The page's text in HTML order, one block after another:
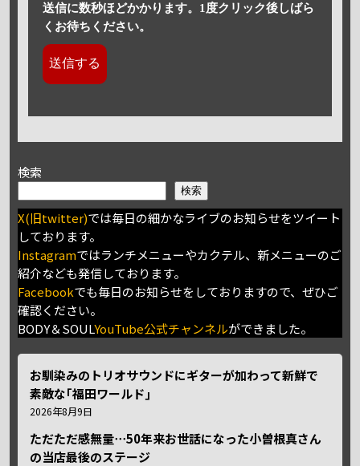
送信に数秒ほどかかります。1度クリック後しばら
くお待ちください。
検索
検索
X(旧twitter)では毎日の細かなライブのお知らせをツイート
しております。
Instagramではランチメニューやカクテル、新メニューのご
紹介なども発信しております。
Facebookでも毎日のお知らせをしておりますので、ぜひご
確認ください。
BODY＆SOULYouTube公式チャンネルができました。
お馴染みのトリオサウンドにギターが加わって新鮮で
素敵な｢福田ワールド｣
2026年8月9日
ただただ感無量⋯50年来お世話になった小曽根真さん
の当店最後のステージ